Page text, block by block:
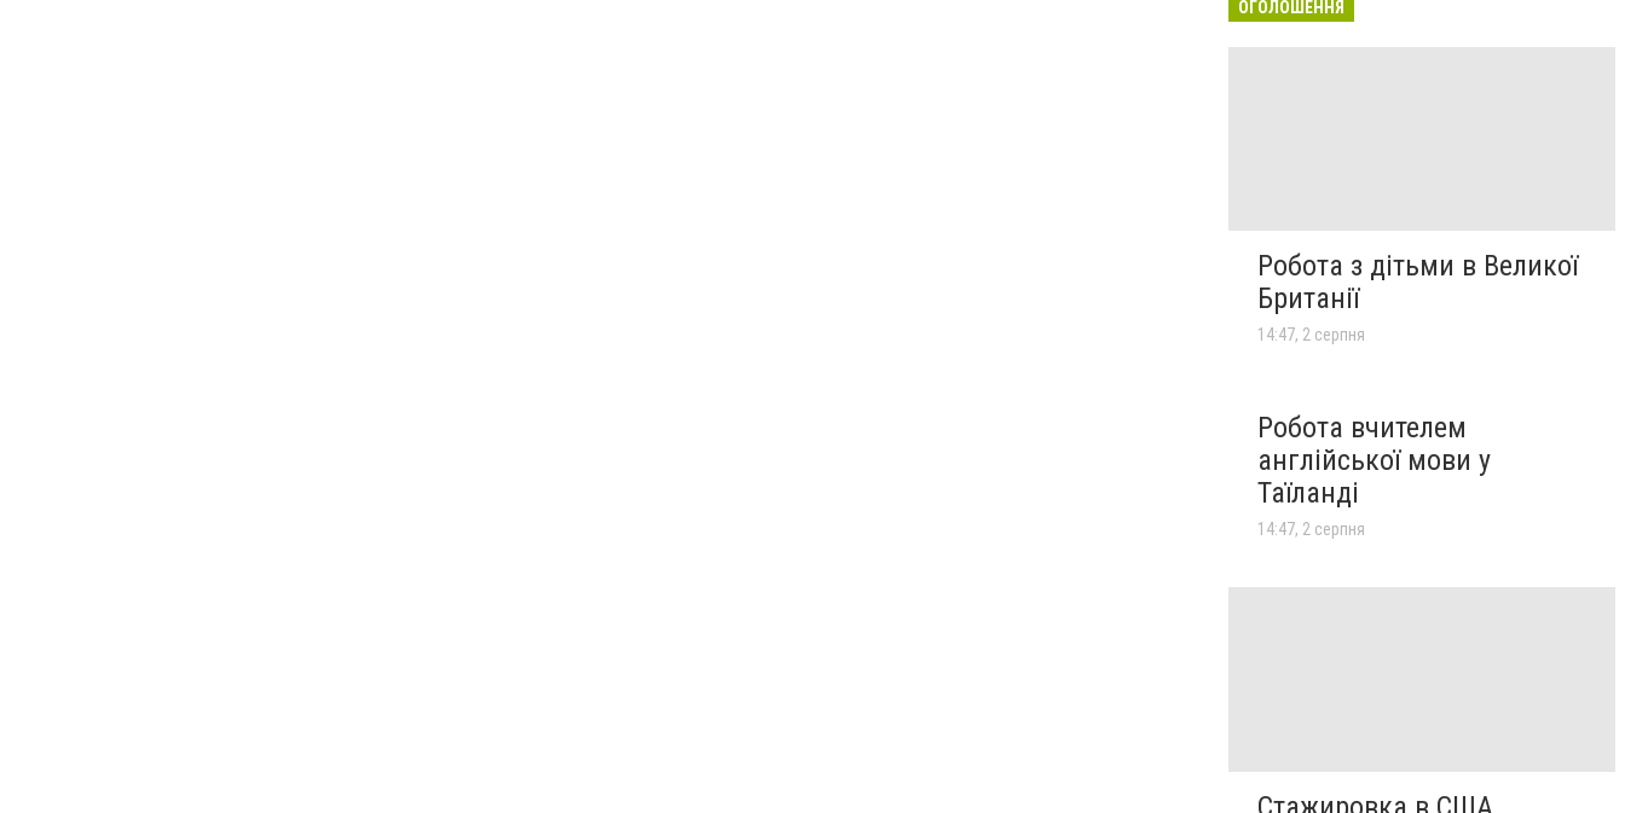
ОГОЛОШЕННЯ
Робота з дітьми в Великої
Британії
14:47, 2 серпня
Робота вчителем
англійської мови у
Таїланді
14:47, 2 серпня